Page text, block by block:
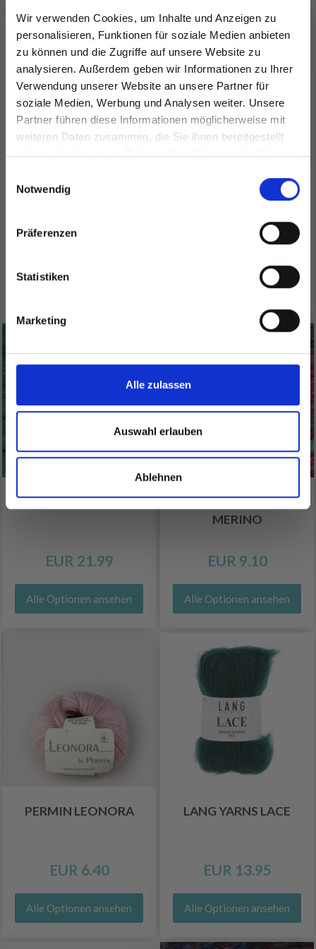
Wir verwenden Cookies, um Inhalte und Anzeigen zu
personalisieren, Funktionen für soziale Medien anbieten
zu können und die Zugriffe auf unsere Website zu
analysieren. Außerdem geben wir Informationen zu Ihrer
Verwendung unserer Website an unsere Partner für
soziale Medien, Werbung und Analysen weiter. Unsere
Partner führen diese Informationen möglicherweise mit
weiteren Daten zusammen, die Sie ihnen bereitgestellt
haben oder die sie im Rahmen Ihrer Nutzung der Dienste
Notwendig
Präferenzen
Statistiken
Marketing
Alle zulassen
Auswahl erlauben
Ablehnen
HJERTEGARN SILK KID
BC GARN JAIPUR PEACE
EUR 24.70
Alle Optionen ansehen
MALABRIGO SUSURRO
EUR 21.99
Alle Optionen ansehen
MALABRIGO SILKY
MERINO
EUR 9.10
Alle Optionen ansehen
PERMIN LEONORA
EUR 6.40
Alle Optionen ansehen
LANG YARNS LACE
EUR 13.95
Alle Optionen ansehen
Spare bis zu 50%
und erhalte exklusiven Zugang zu